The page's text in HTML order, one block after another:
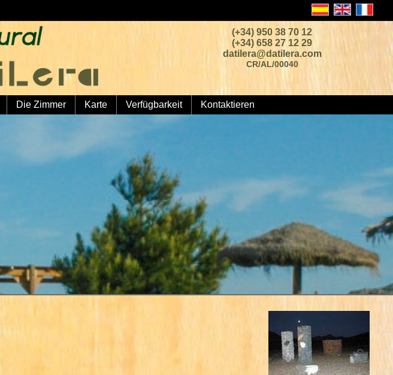
(+34) 950 38 70 12
(+34) 658 27 12 29
datilera@datilera.com
CR/AL/00040
Die Zimmer Karte Verfügbarkeit Kontaktieren